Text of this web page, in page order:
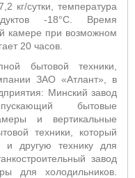
кг/сутки, температура
-18°С. Время
камере при возможном
20 часов.
бытовой техники,
ЗАО «Атлант», в
Минский завод
бытовые
и вертикальные
техники, который
и другую технику для
завод
для холодильников.